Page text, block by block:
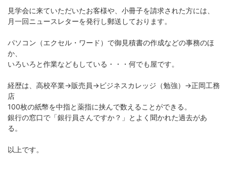
見学会に来ていただいたお客様や、小冊子を請求された方には、
月一回ニュースレターを発行し郵送しております。
パソコン（エクセル・ワード）で御見積書の作成などの事務のほ
か、
いろいろと作業などもしている・・・何でも屋です。
経歴は、高校卒業→販売員→ビジネスカレッジ（勉強）→正岡工務
店
100枚の紙幣を中指と薬指に挟んで数えることができる。
銀行の窓口で「銀行員さんですか？」とよく聞かれた過去があ
る。
以上です。